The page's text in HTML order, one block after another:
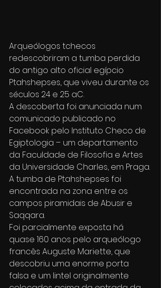
Arqueólogos tchecos
redescobriram a tumba perdida
do antigo alto oficial egípcio
Ptahshepses, que viveu durante os
séculos 24 e 25 aC.
A descoberta foi anunciada num
comunicado publicado no
Facebook pelo Instituto Checo de
Egiptologia – um departamento
da Faculdade de Filosofia e Artes
da Universidade Charles, em Praga.
A tumba de Ptahshepses foi
encontrada na zona entre os
campos piramidais de Abusir e
Saqqara.
Foi parcialmente exposta há
quase 160 anos pelo arqueólogo
francês Auguste Mariette, que
descobriu uma enorme porta
falsa e um lintel originalmente